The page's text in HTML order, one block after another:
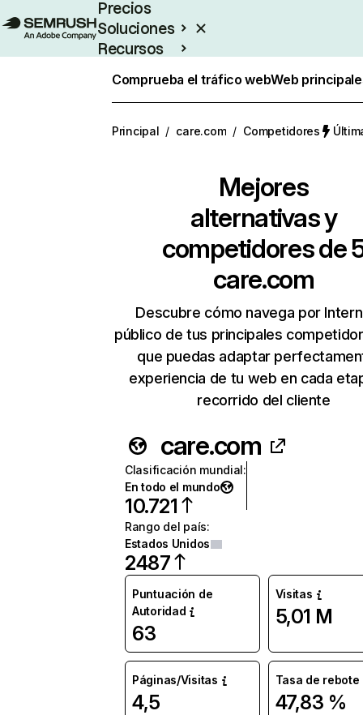
Precios
Soluciones
Recursos
Comprueba el tráfico webWeb
Principal / care.com / Competidores
Mejores
alternativas y
competidores de
care.com
Descubre cómo navega por
público de tus principales
que puedas adaptar
experiencia de tu web en cada
recorrido del cliente
care.com
Clasificación mundial:
En todo el mundo
10.721
Rango del país:
Estados Unidos
2487
Puntuación de
Autoridad
63
Visitas
5,01 M
Páginas/Visitas
4,5
Tasa de rebote
47,83 %